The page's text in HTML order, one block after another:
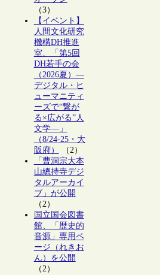
（3）
【イベント】
人間文化研究
機構DH推進
室、「第5回
DH若手の会
（2026夏）―
デジタル・ヒ
ューマニティ
ーズで“繋が
る×広がる”人
文学―」
（8/24-25・大
阪府）
（2）
「曹洞宗大本
山總持寺デジ
タルアーカイ
ブ」が公開
（2）
国立国会図書
館、「歴史的
音源」専用ペ
ージ（れきお
ん）を公開
（2）